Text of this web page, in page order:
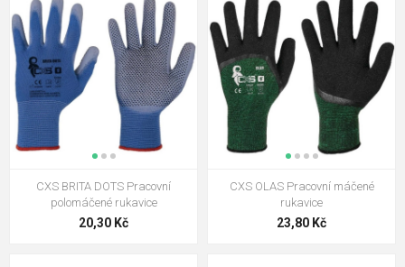
CXS BRITA DOTS Pracovní
polomáčené rukavice
20,30 Kč
CXS OLAS Pracovní máčené
rukavice
23,80 Kč